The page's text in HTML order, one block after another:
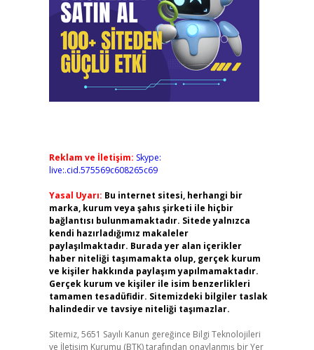
Reklam ve İletişim: Skype:
live:.cid.575569c608265c69
Yasal Uyarı: Bu internet sitesi, herhangi bir
marka, kurum veya şahıs şirketi ile hiçbir
bağlantısı bulunmamaktadır. Sitede yalnızca
kendi hazırladığımız makaleler
paylaşılmaktadır. Burada yer alan içerikler
haber niteliği taşımamakta olup, gerçek kurum
ve kişiler hakkında paylaşım yapılmamaktadır.
Gerçek kurum ve kişiler ile isim benzerlikleri
tamamen tesadüfidir. Sitemizdeki bilgiler taslak
halindedir ve tavsiye niteliği taşımazlar.
Sitemiz, 5651 Sayılı Kanun gereğince Bilgi Teknolojileri
ve İletişim Kurumu (BTK) tarafından onaylanmış bir Yer